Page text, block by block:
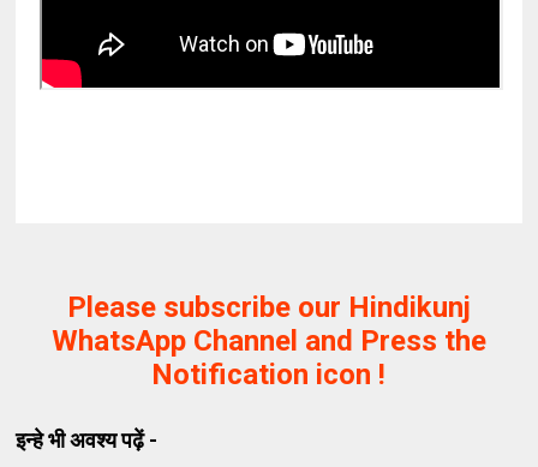
Please subscribe our Hindikunj
WhatsApp Channel and Press the
Notification icon !
इन्हे भी अवश्य पढ़ें -